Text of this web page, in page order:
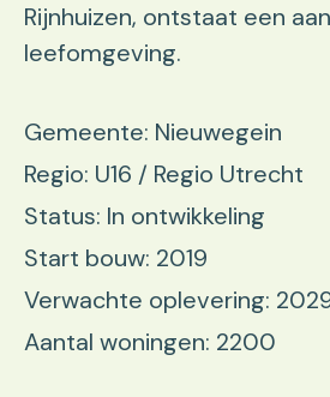
Rijnhuizen, ontstaat een
leefomgeving.
Gemeente: Nieuwegein
Regio: U16 / Regio Utrecht
Status: In ontwikkeling
Start bouw: 2019
Verwachte oplevering:
Aantal woningen: 2200